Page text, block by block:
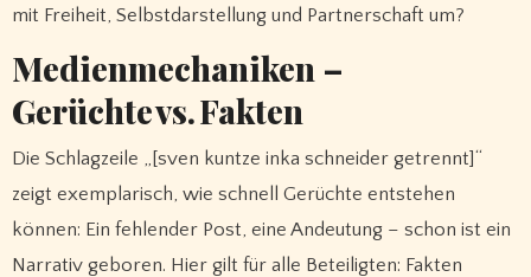
mit Freiheit, Selbstdarstellung und Partnerschaft um?
Medienmechaniken –
Gerüchte vs. Fakten
Die Schlagzeile „[sven kuntze inka schneider getrennt]“
zeigt exemplarisch, wie schnell Gerüchte entstehen
können: Ein fehlender Post, eine Andeutung – schon ist ein
Narrativ geboren. Hier gilt für alle Beteiligten: Fakten